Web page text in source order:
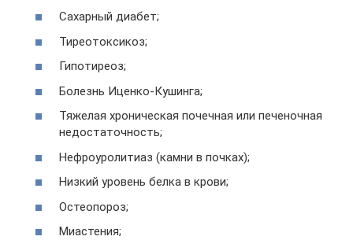
Сахарный диабет;
Тиреотоксикоз;
Гипотиреоз;
Болезнь Иценко-Кушинга;
Тяжелая хроническая почечная или печеночная
недостаточность;
Нефроуролитиаз (камни в почках);
Низкий уровень белка в крови;
Остеопороз;
Миастения;